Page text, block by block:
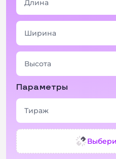
+ 2 фото
Параметры